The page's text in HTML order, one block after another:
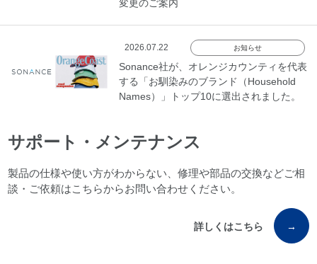
変更のご案内
2026.07.22 お知らせ
Sonance社が、オレンジカウンティを代表
する「お馴染みのブランド（Household
Names）」トップ10に選出されました。
サポート・メンテナンス
製品の仕様や使い方がわからない、修理や部品の交換などご相
談・ご依頼はこちらからお問い合わせください。
詳しくはこちら →